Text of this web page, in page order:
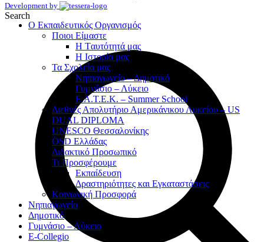
Development by
Search
Ο Εκπαιδευτικός Οργανισμός
Ποιοι Είμαστε
Η Tαυτότητά μας
Η Ιστορία μας
Τα Σχολεία μας
Νηπιαγωγείο – Δημοτικό
Γυμνάσιο – Λύκειο
Ε.Α.Τ.Ε.Κ. – Summer School
Διεθνές Απολυτήριο Αμερικάνικου Λυκείου – US
DUAL DIPLOMA
UNESCO Θεσσαλονίκης
ÖSD Ελλάδας
Διδακτικό Προσωπικό
Τι Προσφέρουμε
Eκπαίδευση
Δραστηριότητες και Εγκαταστάσεις
Κοινωνική Προσφορά
Νηπιαγωγείο
Δημοτικό
Γυμνάσιο – Λύκειο
E-Collegio